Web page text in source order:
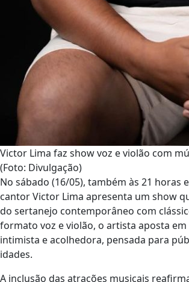
Victor Lima faz show voz e violão com
(Foto: Divulgação)
No sábado (16/05), também às 21 horas
cantor Victor Lima apresenta um show
do sertanejo contemporâneo com
formato voz e violão, o artista aposta
intimista e acolhedora, pensada para
idades.
A inclusão das atrações musicais